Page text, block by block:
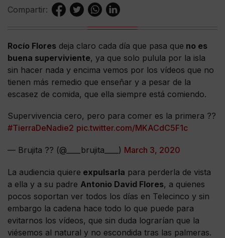
Compartir:
Rocío Flores deja claro cada día que pasa que no es
buena superviviente, ya que solo pulula por la isla
sin hacer nada y encima vemos por los vídeos que no
tienen más remedio que enseñar y a pesar de la
escasez de comida, que ella siempre está comiendo.
Supervivencia cero, pero para comer es la primera ??
#TierraDeNadie2 pic.twitter.com/MKACdC5F1c
— Brujita ?? (@____brujita____) March 3, 2020
La audiencia quiere expulsarla para perderla de vista
a ella y a su padre Antonio David Flores, a quienes
pocos soportan ver todos los días en Telecinco y sin
embargo la cadena hace todo lo que puede para
evitarnos los vídeos, que sin duda lograrían que la
viésemos al natural y no escondida tras las palmeras.